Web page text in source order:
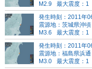
M2.9
最大震度：1
発生時刻：2011年
震源地：茨城県沖頃
M3.6
最大震度：1
発生時刻：2011年
震源地：福島県浜
M3.0
最大震度：1